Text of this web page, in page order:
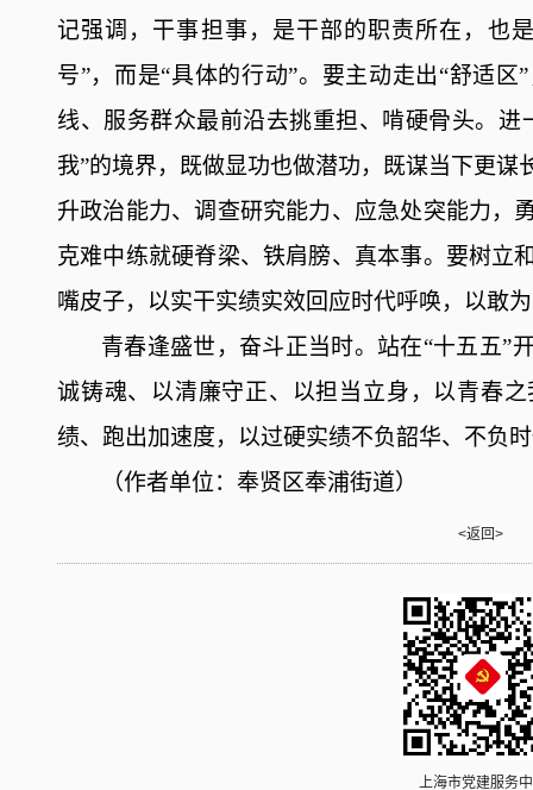
记强调 ， 干事担事， 是干部的职责所在 ， 也
号”，而是“具体的行动”。要主动走出“舒适
线、服务群众最前沿去挑重担、啃硬骨头。
我”的境界，既做显功也做潜功，既谋当下更
升政治能力、调查研究能力、应急处突能力，
克难中练就硬脊梁、铁肩膀、真本事。要树立
嘴皮子，以实干实绩实效回应时代呼唤，以敢
青春逢盛世，奋斗正当时。站在“十五五”
诚铸魂、以清廉守正、以担当立身， 以青春
绩、跑出加速度，以过硬实绩不负韶华、不负
（作者单位：奉贤区奉浦街道）
<返回>
上海市党建服务